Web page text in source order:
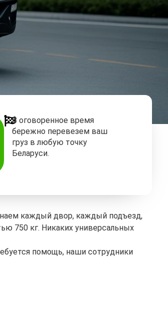
В оговоренное время
бережно перевезем ваш
груз в любую точку
Беларуси.
каждый двор, каждый подъезд,
750 кг. Никаких универсальных
помощь, наши сотрудники